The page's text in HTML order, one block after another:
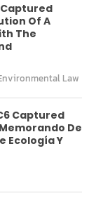
Captured
Of A
The
Law
Captured
De
Ecología Y